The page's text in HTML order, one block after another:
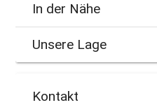
In der Nähe
Unsere Lage
Kontakt